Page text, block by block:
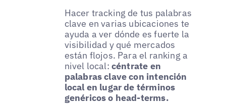
Hacer tracking de tus palabras
clave en varias ubicaciones te
ayuda a ver dónde es fuerte la
visibilidad y qué mercados
están flojos. Para el ranking a
nivel local: céntrate en
palabras clave con intención
local en lugar de términos
genéricos o head-terms.